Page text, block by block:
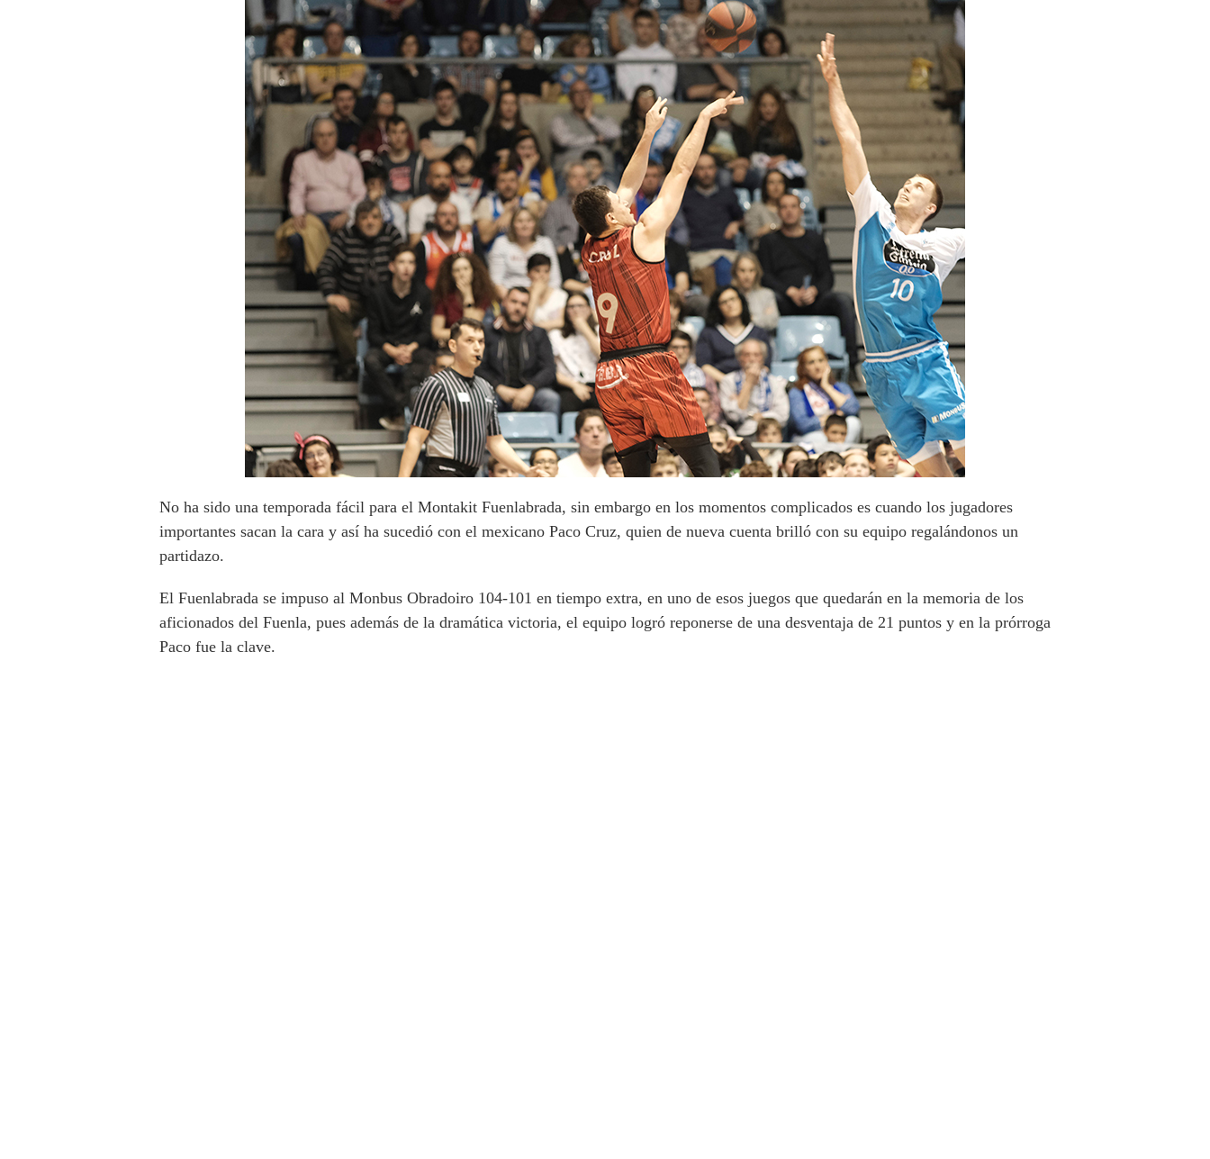
No ha sido una temporada fácil para el Montakit Fuenlabrada, sin embargo en los momentos complicados es cuando los jugadores
importantes sacan la cara y así ha sucedió con el mexicano Paco Cruz, quien de nueva cuenta brilló con su equipo regalándonos un
partidazo.
El Fuenlabrada se impuso al Monbus Obradoiro 104-101 en tiempo extra, en uno de esos juegos que quedarán en la memoria de los
aficionados del Fuenla, pues además de la dramática victoria, el equipo logró reponerse de una desventaja de 21 puntos y en la prórroga
Paco fue la clave.